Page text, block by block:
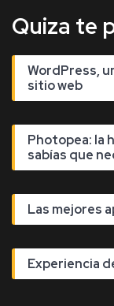
Quiza te
WordPress,
sitio web
Photopea: la
sabías que
Las mejores
Experiencia